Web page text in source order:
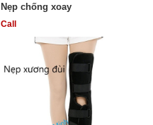
Nẹp chống xoay
Call